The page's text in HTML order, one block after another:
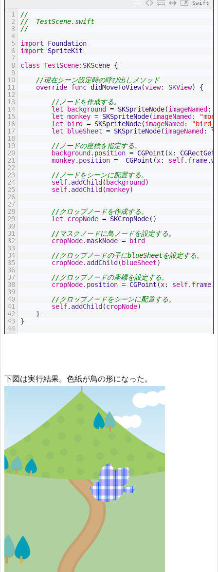
Swift
1
2
3
4
5
6
7
8
9
10
11
12
13
14
15
16
17
18
19
20
21
22
23
24
25
26
27
28
29
30
31
32
33
34
35
36
37
38
39
40
41
42
43
44
//
//  TestScene.swift
//
import
Foundation
import
SpriteKit
class TestScene: SKScene {
//現在シーン設定時の呼び出しメソッド
override func didMoveToView(view: SKView)
{
//ノードを作成する。
let
background = SKSpriteNode(imageNamed :
let monkey = SKSpriteNode(imageNamed :
let
bird = SKSpriteNode(imageNamed :
let
blueSheet = SKSpriteNode(imageNamed :
//ノードの座標を指定する。
background . position = CGPoint (x:
monkey. position = CGPoint (x: self. frame.
//ノードをシーンに配置する。
self. addChild ( background )
self. addChild (monkey)
//クロップノードを作成する。
let
cropNode = SKCropNode( )
//マスクノードに鳥ノードを設定する。
cropNode.maskNode =
bird
//クロップノードの子にblueSheetを設定する。
cropNode. addChild ( blueSheet)
//クロップノードの座標を設定する。
cropNode. position = CGPoint (x: self. frame.
//クロップノードをシーンに配置する。
self. addChild (cropNode)
}
}
下図は実行結果。色紙が鳥の形になった。